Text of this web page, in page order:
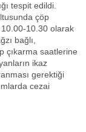
tespit edildi.
çöp
10.30 olarak
bağlı,
çıkarma saatlerine
ikaz
gerektiği
cezai